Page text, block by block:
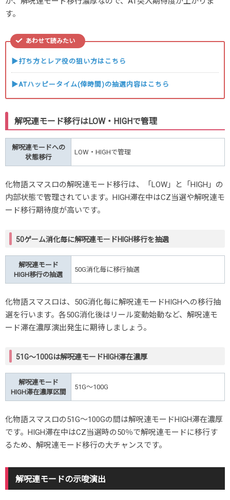
す。
あわせて読みたい
▶打ち方とレア役の狙い方はこちら
▶ATハッピータイム(倖時間)の抽選内容はこちら
解呪連モード移行はLOW・HIGHで管理
解呪連モードへの
状態移行
LOW・HIGHで管理
化物語スマスロの解呪連モード移行は、「LOW」と「HIGH」の
内部状態で管理されています。HIGH滞在中はCZ当選や解呪連モ
ード移行期待度が高いです。
50ゲーム消化毎に解呪連モードHIGH移行を抽選
解呪連モード
HIGH移行の抽選
50G消化毎に移行抽選
化物語スマスロは、50G消化毎に解呪連モード HIGHへの移行抽
選を行います。各50G消化後はリール変動始動など、解呪連モ
ード滞在濃厚演出発生に期待しましょう。
51G～100Gは解呪連モードHIGH滞在濃厚
解呪連モード
HIGH滞在濃厚区間
51G～100G
化物語スマスロの51G～100Gの間は解呪連モード HIGH滞在濃厚
です。HIGH滞在中はCZ当選時の50％で解呪連モードに移行す
るため、解呪連モード移行の大チャンスです。
解呪連モードの示唆演出